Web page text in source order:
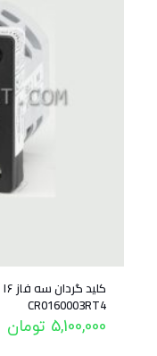
CR0160003RT4
5,100,000 تومان